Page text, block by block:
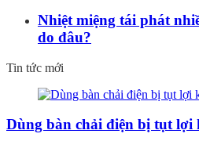
Nhiệt miệng tái phát
do đâu?
Tin tức mới
Dùng bàn chải điện bị tụt lợi